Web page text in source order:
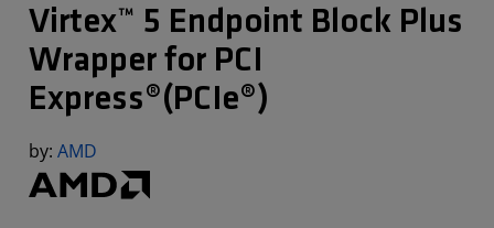
Virtex™ 5 Endpoint Block Plus
Wrapper for PCI
Express®(PCIe®)
by: AMD